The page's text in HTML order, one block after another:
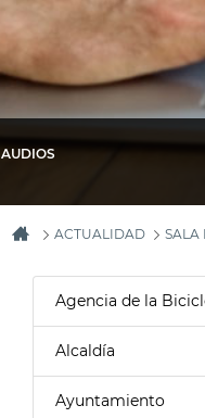
AUDIOS
ACTUALIDAD SALA
Agencia de la
Alcaldía
Ayuntamiento